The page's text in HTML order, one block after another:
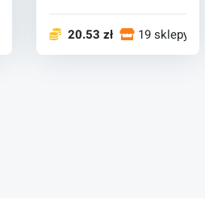
20.53 zł 19 sklepy